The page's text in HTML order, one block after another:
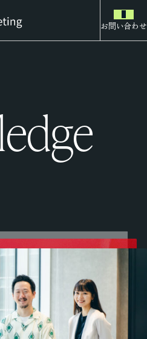
お問い合わせ